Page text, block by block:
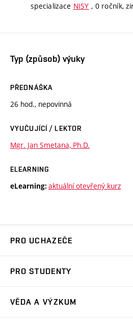
specializace NISY , 0 ročník,
Typ (způsob) výuky
PŘEDNÁŠKA
26 hod., nepovinná
VYUČUJÍCÍ / LEKTOR
Mgr. Jan Smetana, Ph.D.
ELEARNING
eLearning: aktuální otevřený kurz
PRO UCHAZEČE
Jak se dostat na FCH
PRO STUDENTY
VĚDA A VÝZKUM